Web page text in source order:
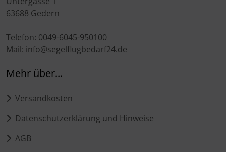
63688 Gedern
Telefon: 0049-6045-950100
Mail: info@segelflugbedarf24.de
Mehr über...
Versandkosten
Datenschutzerklärung und Hinweise
AGB